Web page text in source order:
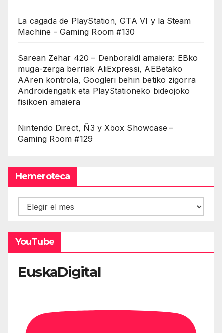
La cagada de PlayStation, GTA VI y la Steam
Machine – Gaming Room #130
Sarean Zehar 420 – Denboraldi amaiera: EBko
muga-zerga berriak AliExpressi, AEBetako
AAren kontrola, Googleri behin betiko zigorra
Androidengatik eta PlayStationeko bideojoko
fisikoen amaiera
Nintendo Direct, Ñ3 y Xbox Showcase –
Gaming Room #129
Hemeroteca
Hemeroteca
YouTube
EuskaDigital